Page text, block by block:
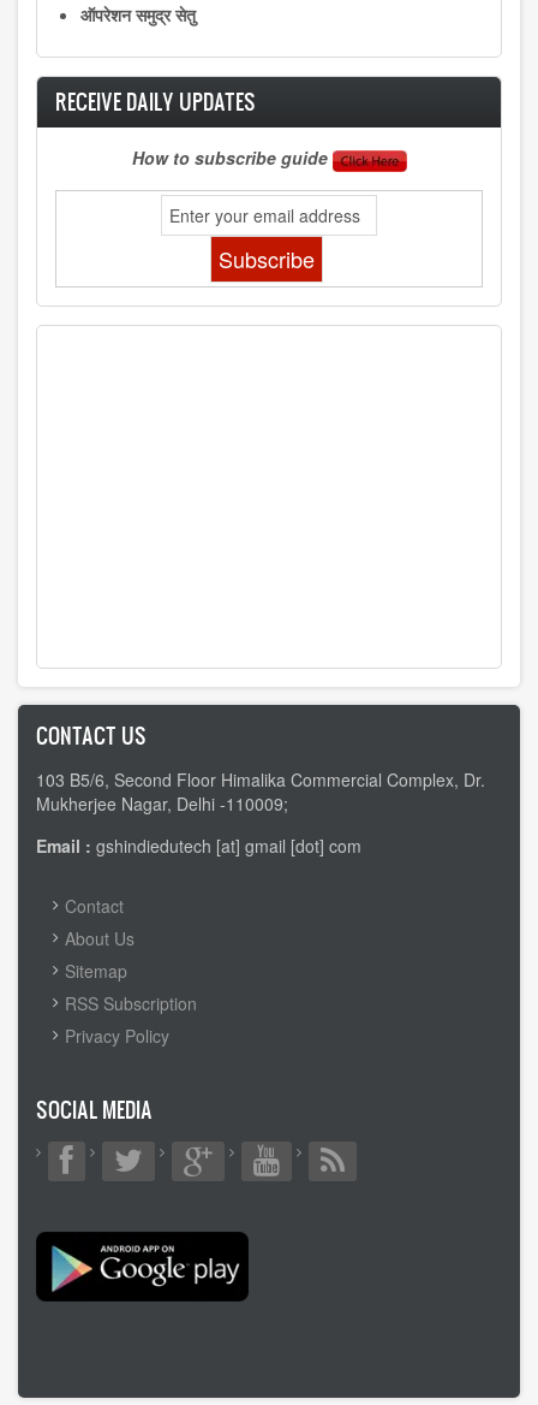
ऑपरेशन समुद्र सेतु
RECEIVE DAILY UPDATES
How to subscribe guide
CONTACT US
103 B5/6, Second Floor Himalika Commercial Complex, Dr.
Mukherjee Nagar, Delhi -110009;
Email : gshindiedutech [at] gmail [dot] com
FOOTER
MENU
Contact
About Us
Sitemap
RSS Subscription
Privacy Policy
SOCIAL MEDIA